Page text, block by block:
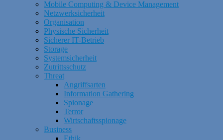
Mobile Computing & Device Management
Netzwerksicherheit
Organisation
Physische Sicherheit
Sicherer IT-Betrieb
Storage
Systemsicherheit
Zutrittsschutz
Threat
Angriffsarten
Information Gathering
Spionage
Terror
Wirtschaftsspionage
Business